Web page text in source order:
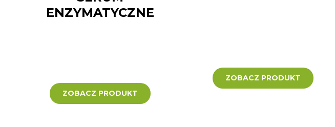
ENZYMATYCZNE
ZOBACZ PRODUKT
ZOBACZ PRODUKT